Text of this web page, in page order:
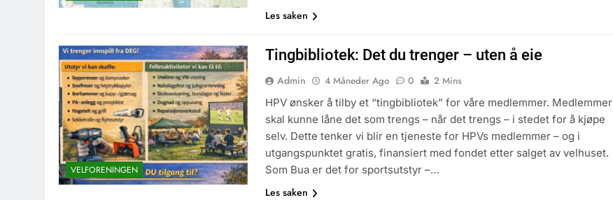
Les saken
VELFORENINGEN
Tingbibliotek: Det du trenger – uten å eie
Admin 4 Måneder Ago 0
2 Mins
HPV ønsker å tilby et “tingbibliotek” for våre medlemmer. Medlemmer
skal kunne låne det som trengs – når det trengs – i stedet for å kjøpe
selv. Dette tenker vi blir en tjeneste for HPVs medlemmer – og i
utgangspunktet gratis, finansiert med fondet etter salget av velhuset.
Som Bua er det for sportsutstyr –…
Les saken